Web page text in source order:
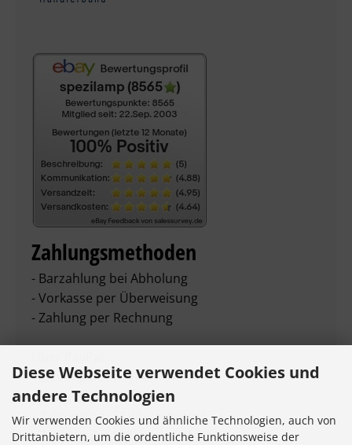
Zahlungsmethoden
- Barzahlung bei Abholung
- Vorkasse per Überweisung
- Zahlung per Rechnung
- Zahlung per PayPal
- Zahlung per Kreditkarte
- Zahlung per SEPA-Lastschrift
- Zahlung per "Später bezahlen"
Diese Webseite verwendet Cookies und
andere Technologien
Wir verwenden Cookies und ähnliche Technologien, auch von
Drittanbietern, um die ordentliche Funktionsweise der